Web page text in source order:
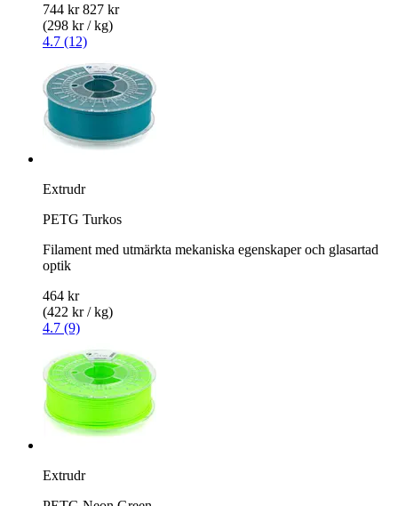
744 kr 827 kr
(298 kr / kg)
4.7 (12)
Extrudr
PETG Turkos
Filament med utmärkta mekaniska egenskaper och glasartad
optik
464 kr
(422 kr / kg)
4.7 (9)
Extrudr